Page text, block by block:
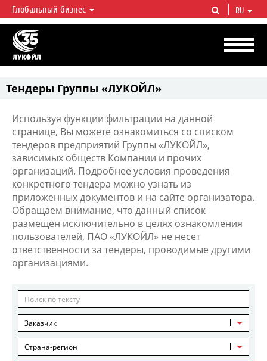
ЛУКОЙЛ СЕГОДНЯ
ЛУКОЙЛ — одна из крупнейших вертикально интегрированных
нефтегазовых компаний в мире, на долю которой приходится более 2%
мировой добычи нефти и около 1% доказанных запасов углеводородов.
Глобальный бизнес RU
Тендеры Группы «ЛУКОЙЛ»
Используя функции фильтрации на данной
странице, Вы можете ознакомиться со списком
тендеров предприятий Группы «ЛУКОЙЛ»,
зависимых обществ Компании и прочих
организаций. Подробнее условия проведения
конкретного тендера можно узнать из
приложенных документов и на сайте организатора.
Обращаем внимание, что данный список
размещен исключительно в целях ознакомления
пользователей, ПАО «ЛУКОЙЛ» не несет
ответственности за тендеры, проводимые другими
организациями.
Заказчик
Страна-регион